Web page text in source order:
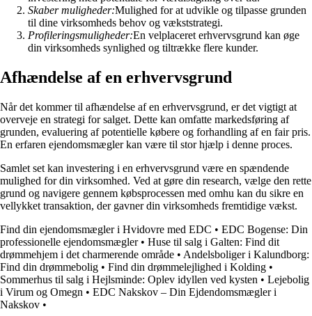
Skaber muligheder:Mulighed for at udvikle og tilpasse grunden
til dine virksomheds behov og vækststrategi.
Profileringsmuligheder:En velplaceret erhvervsgrund kan øge
din virksomheds synlighed og tiltrække flere kunder.
Afhændelse af en erhvervsgrund
Når det kommer til afhændelse af en erhvervsgrund, er det vigtigt at
overveje en strategi for salget. Dette kan omfatte markedsføring af
grunden, evaluering af potentielle købere og forhandling af en fair pris.
En erfaren ejendomsmægler kan være til stor hjælp i denne proces.
Samlet set kan investering i en erhvervsgrund være en spændende
mulighed for din virksomhed. Ved at gøre din research, vælge den rette
grund og navigere gennem købsprocessen med omhu kan du sikre en
vellykket transaktion, der gavner din virksomheds fremtidige vækst.
Find din ejendomsmægler i Hvidovre med EDC • EDC Bogense: Din
professionelle ejendomsmægler• Huse til salg i Galten: Find dit
drømmehjem i det charmerende område • Andelsboliger i Kalundborg:
Find din drømmebolig • Find din drømmelejlighed i Kolding •
Sommerhus til salg i Hejlsminde: Oplev idyllen ved kysten • Lejebolig
i Virum og Omegn • EDC Nakskov – Din Ejdendomsmægler i
Nakskov •